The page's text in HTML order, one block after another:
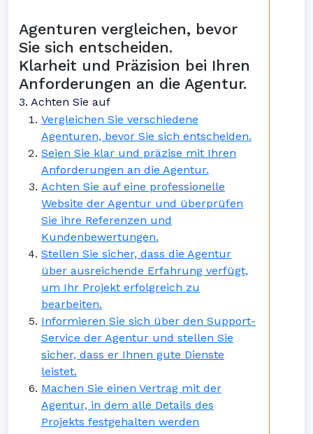
Agenturen vergleichen, bevor
Sie sich entscheiden.
Klarheit und Präzision bei Ihren
Anforderungen an die Agentur.
3. Achten Sie auf
Vergleichen Sie verschiedene
Agenturen, bevor Sie sich entscheiden.
Seien Sie klar und präzise mit Ihren
Anforderungen an die Agentur.
Achten Sie auf eine professionelle
Website der Agentur und überprüfen
Sie ihre Referenzen und
Kundenbewertungen.
Stellen Sie sicher, dass die Agentur
über ausreichende Erfahrung verfügt,
um Ihr Projekt erfolgreich zu
bearbeiten.
Informieren Sie sich über den Support-
Service der Agentur und stellen Sie
sicher, dass er Ihnen gute Dienste
leistet.
Machen Sie einen Vertrag mit der
Agentur, in dem alle Details des
Projekts festgehalten werden